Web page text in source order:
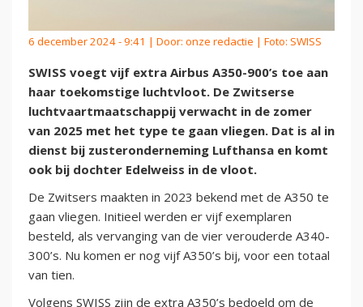
6 december 2024 - 9:41 | Door: onze redactie | Foto: SWISS
SWISS voegt vijf extra Airbus A350-900’s toe aan
haar toekomstige luchtvloot. De Zwitserse
luchtvaartmaatschappij verwacht in de zomer
van 2025 met het type te gaan vliegen. Dat is al in
dienst bij zusteronderneming Lufthansa en komt
ook bij dochter Edelweiss in de vloot.
De Zwitsers maakten in 2023 bekend met de A350 te
gaan vliegen. Initieel werden er vijf exemplaren
besteld, als vervanging van de vier verouderde A340-
300’s. Nu komen er nog vijf A350’s bij, voor een totaal
van tien.
Volgens SWISS zijn de extra A350’s bedoeld om de